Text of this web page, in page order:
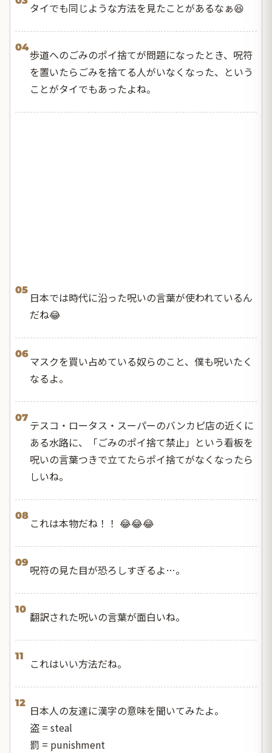
タイでも同じような方法を見たことがあるなぁ😆
04
歩道へのごみのポイ捨てが問題になったとき、呪符
を置いたらごみを捨てる人がいなくなった、という
ことがタイでもあったよね。
05
日本では時代に沿った呪いの言葉が使われているん
だね😂
06
マスクを買い占めている奴らのこと、僕も呪いたく
なるよ。
07
テスコ・ロータス・スーパーのバンカピ店の近くに
ある水路に、「ごみのポイ捨て禁止」という看板を
呪いの言葉つきで立てたらポイ捨てがなくなったら
しいね。
08
これは本物だね！！ 😂😂😂
09
呪符の見た目が恐ろしすぎるよ…。
10
翻訳された呪いの言葉が面白いね。
11
これはいい方法だね。
12
日本人の友達に漢字の意味を聞いてみたよ。
盗 = steal
罰 = punishment